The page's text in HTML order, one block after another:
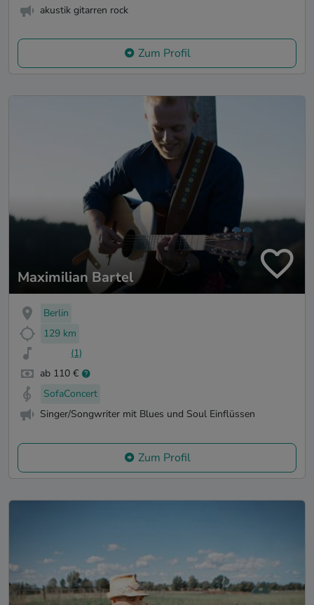
akustik gitarren rock
Zum Profil
Maximilian Bartel
Berlin
129 km
(1)
ab 110 €
SofaConcert
Singer/Songwriter mit Blues und Soul Einflüssen
Zum Profil